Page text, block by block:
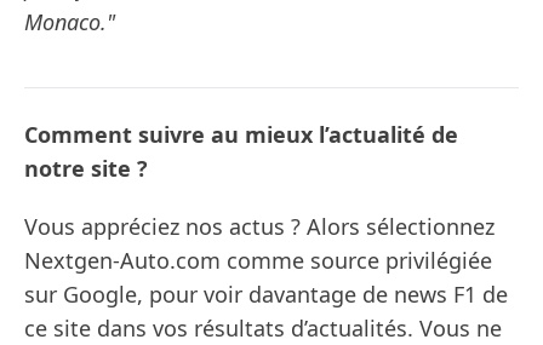
Monaco."
Comment suivre au mieux l’actualité de
notre site ?
Vous appréciez nos actus ? Alors sélectionnez
Nextgen-Auto.com comme source privilégiée
sur Google, pour voir davantage de news F1 de
ce site dans vos résultats d’actualités. Vous ne